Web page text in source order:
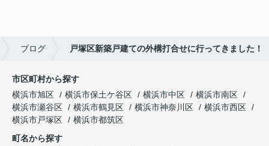
ブログ 戸塚区新築戸建ての外構打合せに行ってきました！
市区町村から探す
横浜市旭区
横浜市保土ケ谷区 横浜市中区
横浜市南区
横浜市瀬谷区
横浜市鶴見区 横浜市神奈川区
横浜市西区
横浜市戸塚区
横浜市都筑区
町名から探す